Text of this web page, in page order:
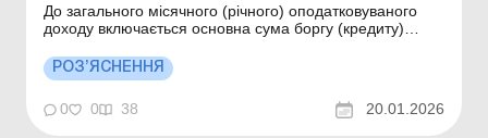
До загального місячного (річного) оподатковуваного
доходу включається основна сума боргу (кредиту)
основного боргу платника податку за іпотечним
кредитом в іноземній валюті, забезпеченим іпотекою
житлової нерухомості), прощеного (анульованого)
кре...
РОЗ’ЯСНЕННЯ
0 0 38 20.01.2026